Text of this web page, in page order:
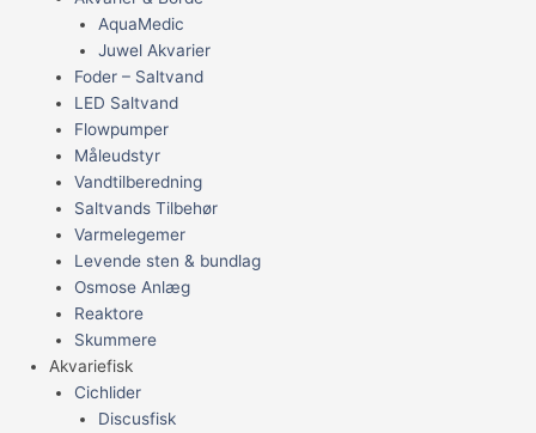
AquaMedic
Juwel Akvarier
Foder – Saltvand
LED Saltvand
Flowpumper
Måleudstyr
Vandtilberedning
Saltvands Tilbehør
Varmelegemer
Levende sten & bundlag
Osmose Anlæg
Reaktore
Skummere
Akvariefisk
Cichlider
Discusfisk